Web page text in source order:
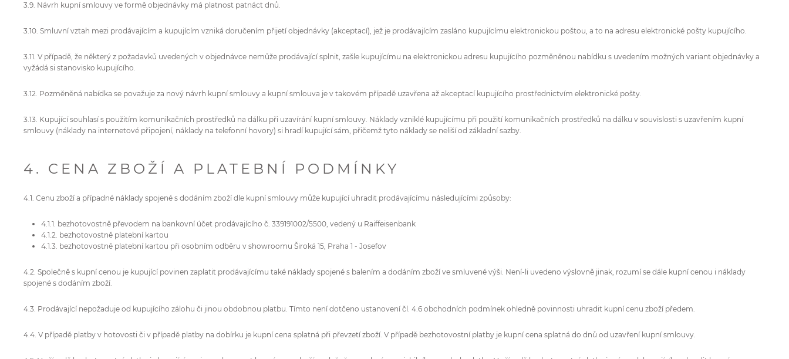
3.9. Návrh kupní smlouvy ve formě objednávky má platnost patnáct dnů.
3.10. Smluvní vztah mezi prodávajícím a kupujícím vzniká doručením přijetí objednávky (akceptací), jež je prodávajícím zasláno kupujícímu elektronickou poštou, a to na adresu elektronické pošty kupujícího.
3.11. V případě, že některý z požadavků uvedených v objednávce nemůže prodávající splnit, zašle kupujícímu na elektronickou adresu kupujícího pozměněnou nabídku s uvedením možných variant objednávky a
vyžádá si stanovisko kupujícího.
3.12. Pozměněná nabídka se považuje za nový návrh kupní smlouvy a kupní smlouva je v takovém případě uzavřena až akceptací kupujícího prostřednictvím elektronické pošty.
3.13. Kupující souhlasí s použitím komunikačních prostředků na dálku při uzavírání kupní smlouvy. Náklady vzniklé kupujícímu při použití komunikačních prostředků na dálku v souvislosti s uzavřením kupní
smlouvy (náklady na internetové připojení, náklady na telefonní hovory) si hradí kupující sám, přičemž tyto náklady se neliší od základní sazby.
4. CENA ZBOŽÍ A PLATEBNÍ PODMÍNKY
4.1. Cenu zboží a případné náklady spojené s dodáním zboží dle kupní smlouvy může kupující uhradit prodávajícímu následujícími způsoby:
4.1.1. bezhotovostně převodem na bankovní účet prodávajícího č. 339191002/5500, vedený u Raiffeisenbank
4.1.2. bezhotovostně platební kartou
4.1.3. bezhotovostně platební kartou při osobním odběru v showroomu Široká 15, Praha 1 - Josefov
4.2. Společně s kupní cenou je kupující povinen zaplatit prodávajícímu také náklady spojené s balením a dodáním zboží ve smluvené výši. Není-li uvedeno výslovně jinak, rozumí se dále kupní cenou i náklady
spojené s dodáním zboží.
4.3. Prodávající nepožaduje od kupujícího zálohu či jinou obdobnou platbu. Tímto není dotčeno ustanovení čl. 4.6 obchodních podmínek ohledně povinnosti uhradit kupní cenu zboží předem.
4.4. V případě platby v hotovosti či v případě platby na dobírku je kupní cena splatná při převzetí zboží. V případě bezhotovostní platby je kupní cena splatná do dnů od uzavření kupní smlouvy.